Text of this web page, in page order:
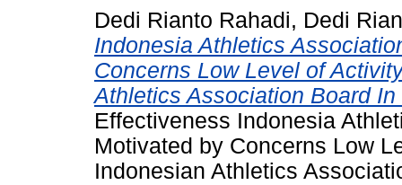
Dedi Rianto Rahadi, Dedi
Indonesia Athletics
Concerns Low Level of
Athletics Association Board
Effectiveness Indonesia
Motivated by Concerns Low
Indonesian Athletics